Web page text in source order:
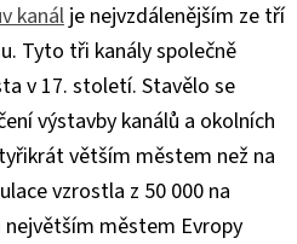
kanál je nejvzdálenějším ze tří
Tyto tři kanály společně
v 17. století. Stavělo se
výstavby kanálů a okolních
větším městem než na
vzrostla z 50 000 na
městem Evropy